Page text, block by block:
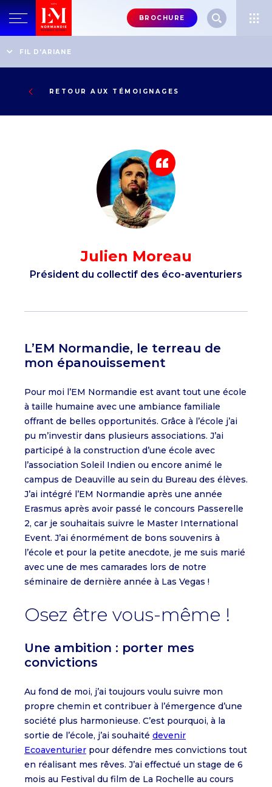
Menu
header-
BROCHURE
FIL D'ARIANE
Président du collectif des éco-aventuriers
RETOUR AUX TÉMOIGNAGES
Julien Moreau
Président du collectif des éco-aventuriers
L’EM Normandie, le terreau de
mon épanouissement
Pour moi l’EM Normandie est avant tout une école
à taille humaine avec une ambiance familiale
offrant de belles opportunités. Grâce à l’école j’ai
pu m’investir dans plusieurs associations. J’ai
participé à la construction d’une école avec
l’association Soleil Indien ou encore animé le
campus de Deauville au sein du Bureau des élèves.
J’ai intégré l’EM Normandie après une année
Erasmus après avoir passé le concours Passerelle
2, car je souhaitais suivre le Master International
Event. J’ai énormément de bons souvenirs à
l’école et pour la petite anecdote, je me suis marié
avec une de mes camarades lors de notre
séminaire de dernière année à Las Vegas !
Osez être vous-même !
Une ambition : porter mes
convictions
Au fond de moi, j’ai toujours voulu suivre mon
propre chemin et contribuer à l’émergence d’une
société plus harmonieuse. C’est pourquoi, à la
sortie de l’école, j’ai souhaité devenir
Ecoaventurier pour défendre mes convictions tout
en réalisant mes rêves. J’ai effectué un stage de 6
mois au Festival du film de La Rochelle au cours